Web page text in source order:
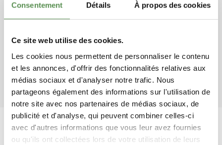
Consentement Détails À propos des cookies
Ce site web utilise des cookies.
Les cookies nous permettent de personnaliser le contenu
et les annonces, d'offrir des fonctionnalités relatives aux
médias sociaux et d'analyser notre trafic. Nous
partageons également des informations sur l'utilisation de
notre site avec nos partenaires de médias sociaux, de
publicité et d'analyse, qui peuvent combiner celles-ci
avec d'autres informations que vous leur avez fournies
ou qu'ils ont collectées lors de votre utilisation de leurs
A quelles températures germent et
poussent les gazons C4 ?
Quand puis-je semer mes graines ?
Quelle est la fréquence d’arrosage en
période de sécheresse ?